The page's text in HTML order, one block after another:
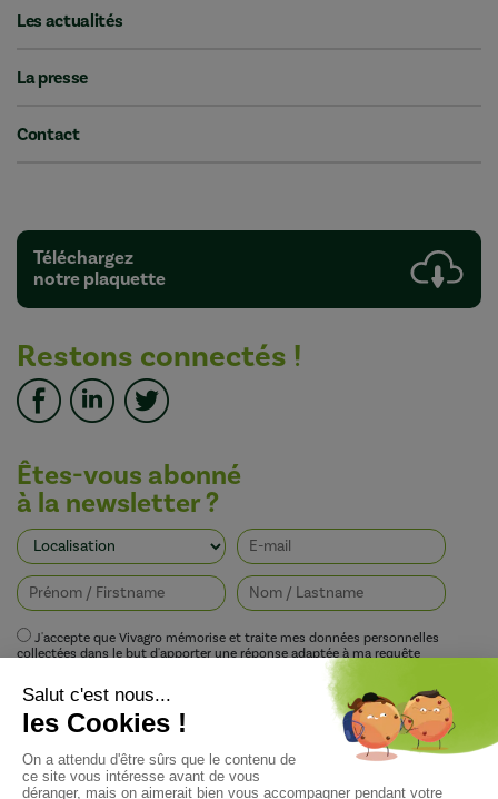
Les actualités
La presse
Contact
Téléchargez
notre plaquette
Restons connectés !
Êtes-vous abonné
à la newsletter ?
J'accepte que Vivagro mémorise et traite mes données personnelles
collectées dans le but d'apporter une réponse adaptée à ma requête
conformément à la politique de protection de la vie privée de Vivagro.
I agree that Vivagro stores and processes my personal data collected in order
to provide an appropriate response to my request in accordance with
Vivagro's privacy policy.